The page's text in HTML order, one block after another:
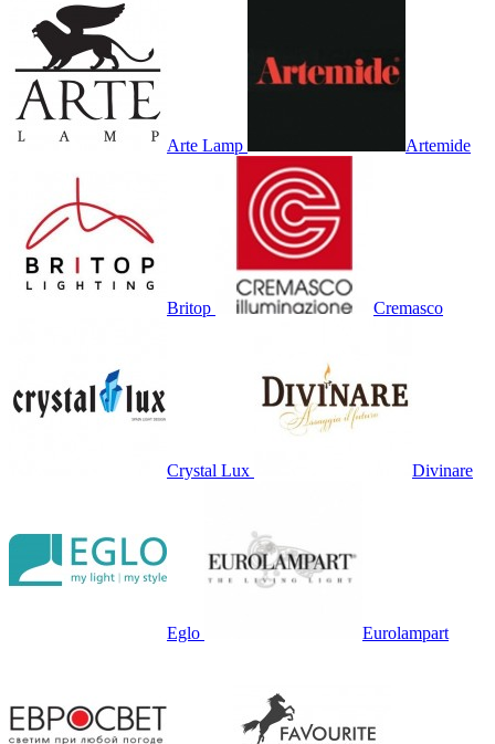
Arte Lamp Artemide
Britop Cremasco
Crystal Lux Divinare
Eglo Eurolampart